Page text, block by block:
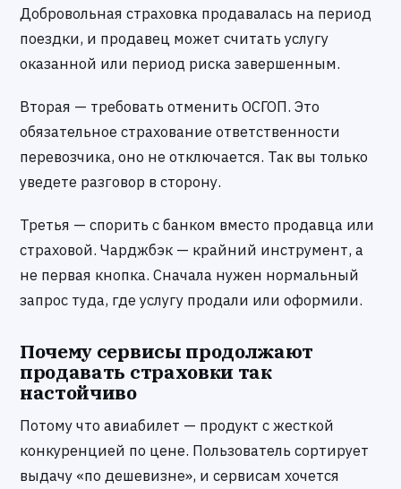
Добровольная страховка продавалась на период
поездки, и продавец может считать услугу
оказанной или период риска завершенным.
Вторая — требовать отменить ОСГОП. Это
обязательное страхование ответственности
перевозчика, оно не отключается. Так вы только
уведете разговор в сторону.
Третья — спорить с банком вместо продавца или
страховой. Чарджбэк — крайний инструмент, а
не первая кнопка. Сначала нужен нормальный
запрос туда, где услугу продали или оформили.
Почему сервисы продолжают
продавать страховки так
настойчиво
Потому что авиабилет — продукт с жесткой
конкуренцией по цене. Пользователь сортирует
выдачу «по дешевизне», и сервисам хочется